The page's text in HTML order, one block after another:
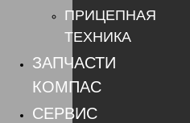
ПРИЦЕПНАЯ
ТЕХНИКА
ЗАПЧАСТИ
КОМПАС
СЕРВИС